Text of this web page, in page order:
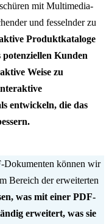
mit Multimedia-
und fesselnder zu
Produktkataloge
potenziellen Kunden
Weise zu
entwickeln, die das
Dokumenten können wir
Bereich der erweiterten
was mit einer PDF-
erweitert, was sie